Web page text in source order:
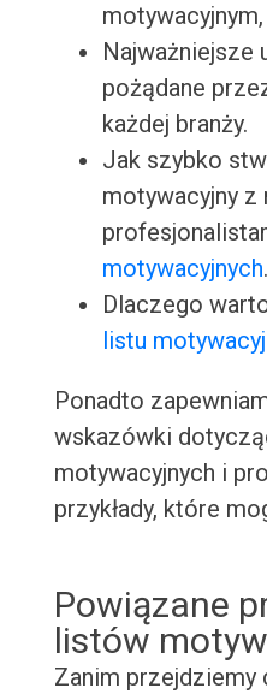
Najważniejsze
pożądane
każdej branży.
Jak szybko
motywacyjny z
motywacyjnych.
Dlaczego
listu
Ponadto
wskazówki
motywacyjnych i
przykłady, które
Powiązane
listów
Zanim przejdziemy